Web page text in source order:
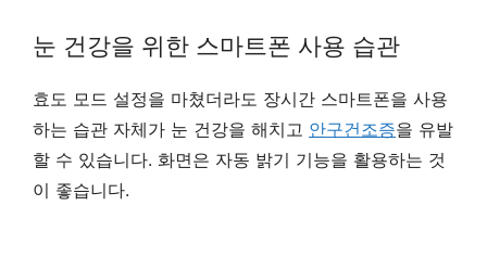
눈 건강을 위한 스마트폰 사용 습관
효도 모드 설정을 마쳤더라도 장시간 스마트폰을 사용
하는 습관 자체가 눈 건강을 해치고 안구건조증을 유발
할 수 있습니다. 화면은 자동 밝기 기능을 활용하는 것
이 좋습니다.